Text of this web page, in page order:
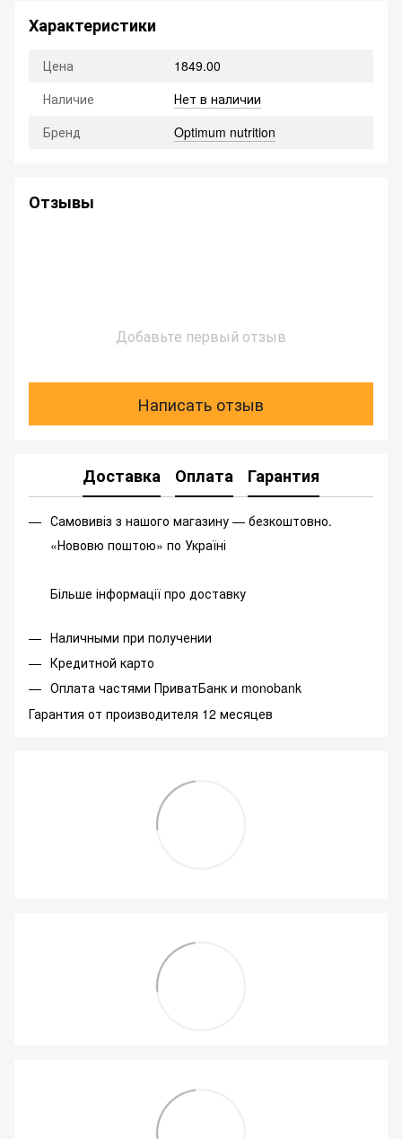
Характеристики
Цена
1849.00
Наличие
Нет в наличии
Бренд
Optimum nutrition
Отзывы
Добавьте первый отзыв
Написать отзыв
Доставка Оплата Гарантия
Самовивіз з нашого магазину — безкоштовно.
«Нововю поштою» по Україні
Більше інформації про доставку
Наличными при получении
Кредитной карто
Оплата частями ПриватБанк и monobank
Гарантия от производителя 12 месяцев